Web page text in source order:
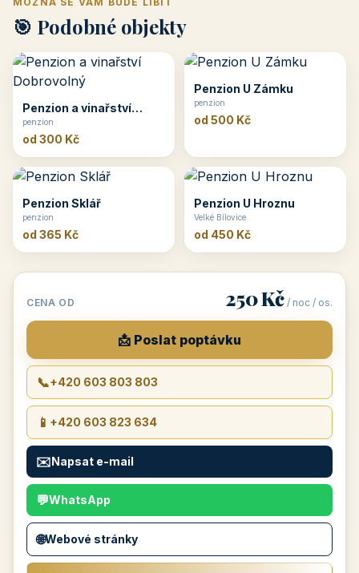
🎯 Podobné objekty
Penzion a vinařství
Dobrovolný
penzion
od 300 Kč
Penzion U Zámku
penzion
od 500 Kč
Penzion Sklář
penzion
od 365 Kč
Penzion U Hroznu
Velké Bílovice
od 450 Kč
CENA OD 250 Kč / noc / os.
📩 Poslat poptávku
📞+420 603 803 803
📱 +420 603 823 634
✉️Napsat e-mail
💬WhatsApp
🌐Webové stránky